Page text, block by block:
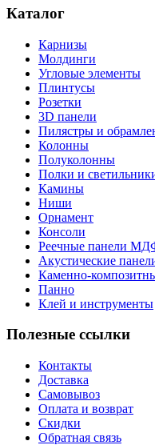
Каталог
Карнизы
Молдинги
Угловые элементы
Плинтусы
Розетки
3D панели
Пилястры и
Колонны
Полуколонны
Полки и
Камины
Ниши
Орнамент
Консоли
Реечные панели
Акустические
Каменно-
Панно
Клей и инструменты
Полезные ссылки
Контакты
Доставка
Самовывоз
Оплата и возврат
Скидки
Обратная связь